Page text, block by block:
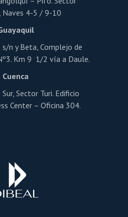
Naves 4-5 / 9-10
n y Beta, Complejo de
Km 9 1/2 vía a Daule.
Cuenca
Sector Turi. Edificio
Center – Oficina 304.